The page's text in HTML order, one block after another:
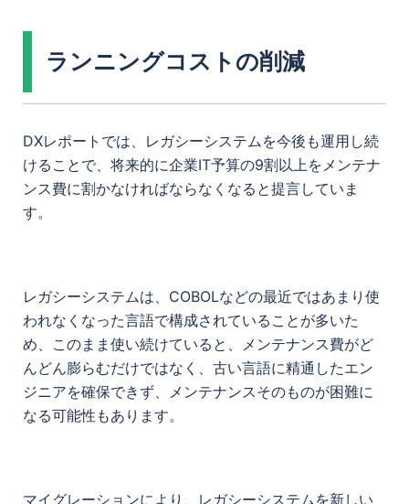
ランニングコストの削減
DXレポートでは、レガシーシステムを今後も運用し続
けることで、将来的に企業IT予算の9割以上をメンテナ
ンス費に割かなければならなくなると提言していま
す。
レガシーシステムは、COBOLなどの最近ではあまり使
われなくなった言語で構成されていることが多いた
め、このまま使い続けていると、メンテナンス費がど
んどん膨らむだけではなく、古い言語に精通したエン
ジニアを確保できず、メンテナンスそのものが困難に
なる可能性もあります。
マイグレーションにより、レガシーシステムを新しい